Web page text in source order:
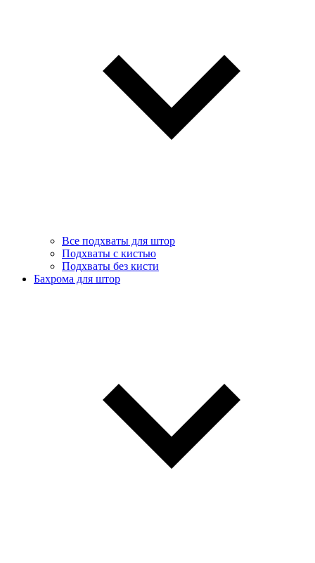
Все подхваты для штор
Подхваты с кистью
Подхваты без кисти
Бахрома для штор